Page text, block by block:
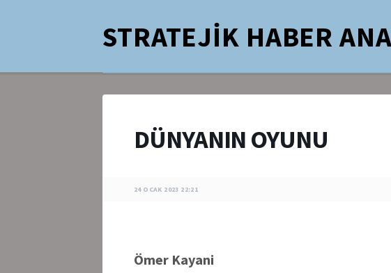
STRATEJİK HABER
DÜNYANIN OYUNU
24 OCAK 2023 22:21
Ömer Kayani